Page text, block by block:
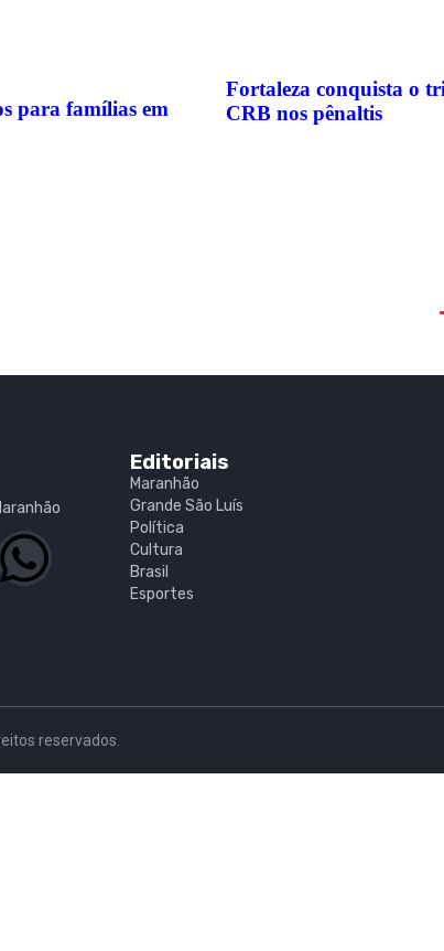
para famílias em
Fortaleza conquista o
CRB nos pênaltis
Editoriais
Maranhão
Grande São Luís
Política
Cultura
Brasil
Esportes
reservados.